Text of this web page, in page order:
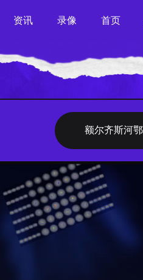
资讯 录像 首页
额尔齐斯河